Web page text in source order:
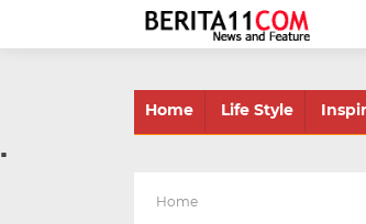
Home Life Style
.
Home